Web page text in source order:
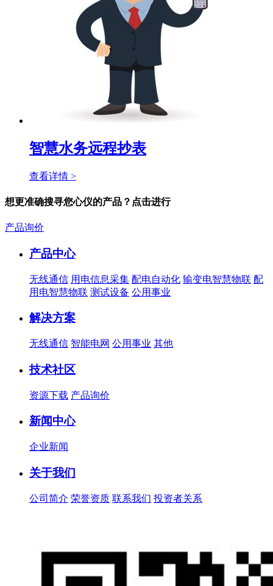
智慧水务远程抄表
查看详情 >
想更准确搜寻您心仪的产品？点击进行
产品询价
产品中心
无线通信 用电信息采集 配电自动化 输变电智慧物联 配
用电智慧物联 测试设备 公用事业
解决方案
无线通信 智能电网 公用事业 其他
技术社区
资源下载 产品询价
新闻中心
企业新闻
关于我们
公司简介 荣誉资质 联系我们 投资者关系